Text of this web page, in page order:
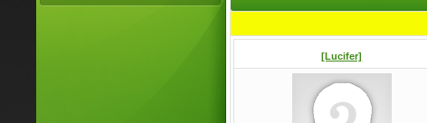
[Lucifer]